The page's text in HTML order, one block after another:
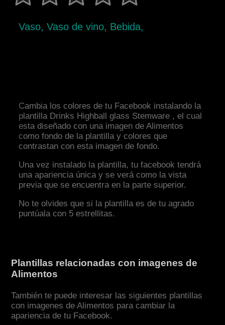
Vaso, Vaso de vino, Bebida,
Cambia los colores de tu Facebook instalando la
plantilla Drinks Highball glass Stemware , el cual
esta diseñado con una imagen de Alimentos
como fondo de la plantilla y colores que
contrastan con esta imagen de fondo.
Una vez instalado la plantilla, tu facebook tendrá
una apariencia única y se verá como la vista
previa que se encuentra en la parte superior.
No te olvides que si la plantilla es de tu agrado
puntúala con 5 estrellitas.
Plantillas relacionadas con imagenes de
Alimentos
También te puede interesar las siguientes plantillas
con imagenes de Alimentos para cambiar la
apariencia de tu Facebook.